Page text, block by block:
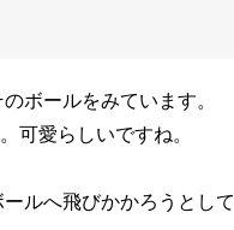
ボールをみています。
可愛らしいですね。
ルへ飛びかかろうとして